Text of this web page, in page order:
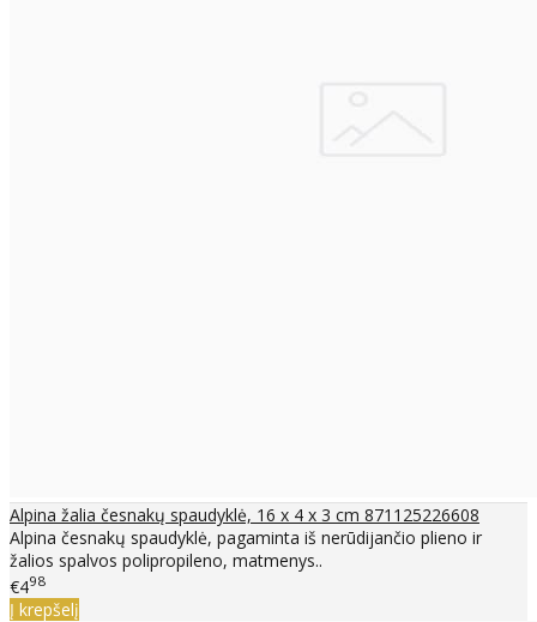
Alpina žalia česnakų spaudyklė, 16 x 4 x 3 cm 871125226608
Alpina česnakų spaudyklė, pagaminta iš nerūdijančio plieno ir
žalios spalvos polipropileno, matmenys..
€498
Į krepšelį